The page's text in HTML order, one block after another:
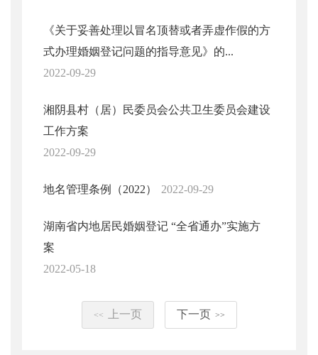
《关于妥善处理以冒名顶替或者弄虚作假的方
式办理婚姻登记问题的指导意见》的...
2022-09-29
湘阴县村（居）民委员会公共卫生委员会建设
工作方案
2022-09-29
地名管理条例（2022） 2022-09-29
湖南省内地居民婚姻登记 “全省通办”实施方
案
2022-05-18
<< 上一页 下一页 >>